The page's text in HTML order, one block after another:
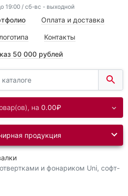
19:00 / сб-вс - выходной
Оплата и доставка
Контакты
50 000 рублей
на 0.00₽
продукция
и фонариком Uni, софт-